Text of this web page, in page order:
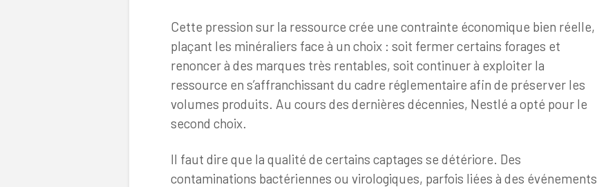
Cette pression sur la ressource crée une contrainte économique bien réelle,
plaçant les minéraliers face à un choix : soit fermer certains forages et
renoncer à des marques très rentables, soit continuer à exploiter la
ressource en s’affranchissant du cadre réglementaire afin de préserver les
volumes produits. Au cours des dernières décennies, Nestlé a opté pour le
second choix.
Il faut dire que la qualité de certains captages se détériore. Des
contaminations bactériennes ou virologiques, parfois liées à des événements